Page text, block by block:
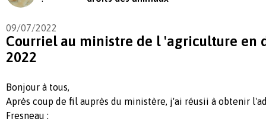
09/07/2022
Courriel au ministre de l 'agriculture en
2022
Bonjour à tous,
Après coup de fil auprès du ministère, j'ai réusii à obtenir
Fresneau :